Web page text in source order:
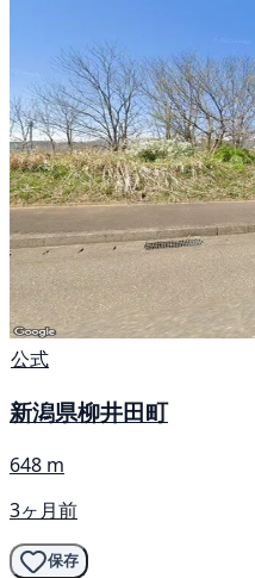
公式
新潟県柳井田町
648 m
3ヶ月前
保存